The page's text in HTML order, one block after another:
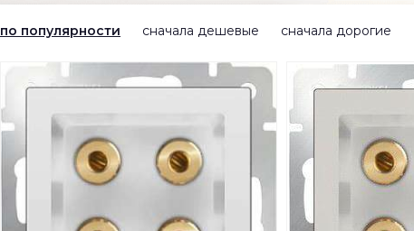
по популярности сначала дешевые сначала дорогие